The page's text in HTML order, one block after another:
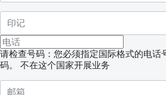
请检查号码：您必须指定国际格式的电话
码。
不在这个国家开展业务